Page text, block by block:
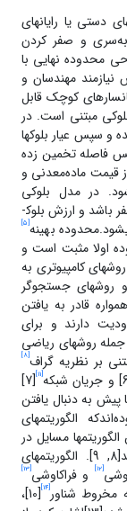
دستی یا رایانه­ای
و صفر کردن
محدوده‌ نهایی با
مهندسان و
کوچک قابل
مبتنی است. در
و سپس عیار بلوک­ها
فاصله تخمین زده
از قیمت ماده‌­معدنی و
در مدل بلوکی
باشد و ارزش بلوک­
بهینه‌[5]
اولا مثبت است و
کامپیوتری به
و روش­های جستجوگر
قادر به یافتن
دارند و برای
جمله روش­های ریاضی
[8]
[11]
[7]
پیش به دنبال یافتن
الگوریتم­های
مسایل در
زمانی معقول و با دقت قابل قبول حل می­شوند[8, 9]. الگوریتم­های
[12] و فراکاوشی[13]
مخروط شناور[14]
[10]،